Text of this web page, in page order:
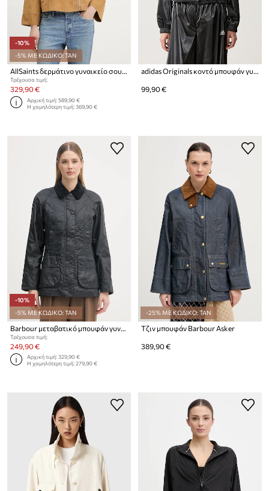
-10%
-5% ΜΕ ΚΩΔΙΚΟ: TAN
AllSaints δερμάτινο γυναικείο σουέτ RHODES
Τρέχουσα τιμή:
329,90 €
Αρχική τιμή:589,90 €
Η χαμηλότερη τιμή:369,90 €
adidas Originals κοντό μπουφάν γυναικείο F50 TRACKTOP
99,90 €
-10%
-5% ΜΕ ΚΩΔΙΚΟ: TAN
Τρέχουσα τιμή:
249,90 €
Αρχική τιμή:329,90 €
Η χαμηλότερη τιμή:279,90 €
-25% ΜΕ ΚΩΔΙΚΟ: TAN
Τζιν μπουφάν Barbour Asker
389,90 €